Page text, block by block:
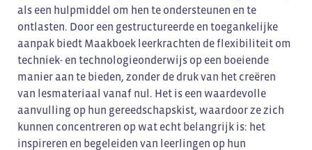
als een hulpmiddel om hen te ondersteunen en te
ontlasten. Door een gestructureerde en toegankelijke
aanpak biedt Maakboek leerkrachten de flexibiliteit om
techniek- en technologieonderwijs op een boeiende
manier aan te bieden, zonder de druk van het creëren
van lesmateriaal vanaf nul. Het is een waardevolle
aanvulling op hun gereedschapskist, waardoor ze zich
kunnen concentreren op wat echt belangrijk is: het
inspireren en begeleiden van leerlingen op hun